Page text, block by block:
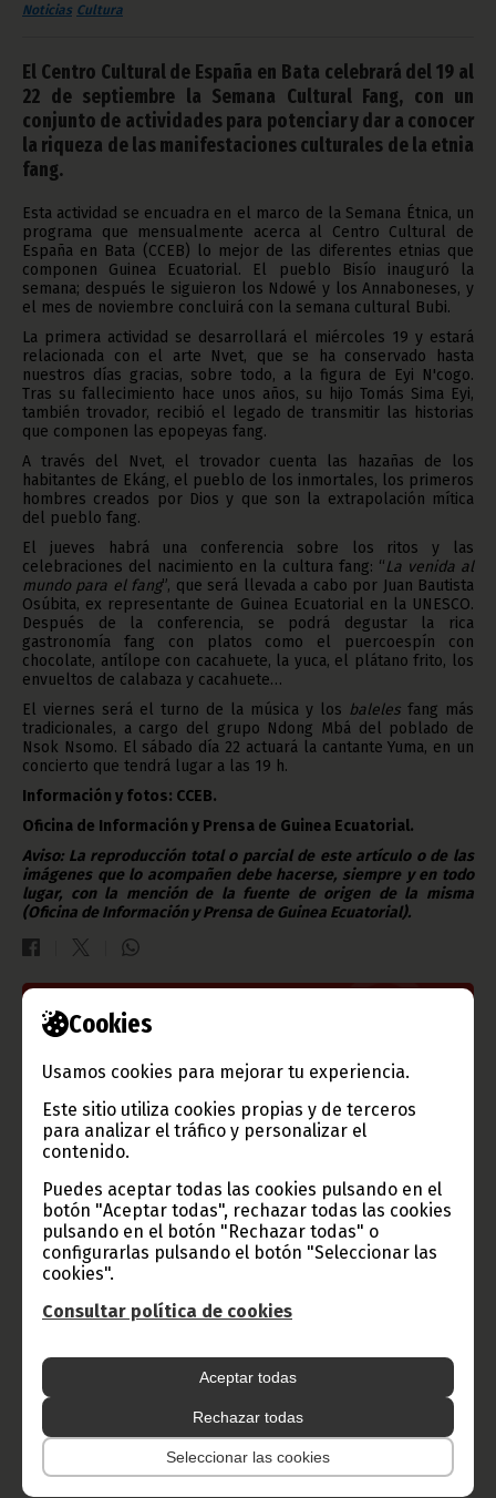
Cookies
Usamos cookies para mejorar tu experiencia.
Este sitio utiliza cookies propias y de terceros
para analizar el tráfico y personalizar el
contenido.
Puedes aceptar todas las cookies pulsando en el
botón "Aceptar todas", rechazar todas las cookies
pulsando en el botón "Rechazar todas" o
configurarlas pulsando el botón "Seleccionar las
cookies".
Consultar política de cookies
Aceptar todas
Rechazar todas
Seleccionar las cookies
Noticias Cultura
El Centro Cultural de España en Bata celebrará del 19 al
22 de septiembre la Semana Cultural Fang, con un
conjunto de actividades para potenciar y dar a conocer
la riqueza de las manifestaciones culturales de la etnia
fang.
Esta actividad se encuadra en el marco de la Semana Étnica, un
programa que mensualmente acerca al Centro Cultural de
España en Bata (CCEB) lo mejor de las diferentes etnias que
componen Guinea Ecuatorial. El pueblo Bisío inauguró la
semana; después le siguieron los Ndowé y los Annaboneses, y
el mes de noviembre concluirá con la semana cultural Bubi.
La primera actividad se desarrollará el miércoles 19 y estará
relacionada con el arte Nvet, que se ha conservado hasta
nuestros días gracias, sobre todo, a la figura de Eyi N'cogo.
Tras su fallecimiento hace unos años, su hijo Tomás Sima Eyi,
también trovador, recibió el legado de transmitir las historias
que componen las epopeyas fang.
A través del Nvet, el trovador cuenta las hazañas de los
habitantes de Ekáng, el pueblo de los inmortales, los primeros
hombres creados por Dios y que son la extrapolación mítica
del pueblo fang.
El jueves habrá una conferencia sobre los ritos y las
celebraciones del nacimiento en la cultura fang: “La venida al
mundo para el fang”, que será llevada a cabo por Juan Bautista
Osúbita, ex representante de Guinea Ecuatorial en la UNESCO.
Después de la conferencia, se podrá degustar la rica
gastronomía fang con platos como el puercoespín con
chocolate, antílope con cacahuete, la yuca, el plátano frito, los
envueltos de calabaza y cacahuete…
El viernes será el turno de la música y los baleles fang más
tradicionales, a cargo del grupo Ndong Mbá del poblado de
Nsok Nsomo. El sábado día 22 actuará la cantante Yuma, en un
concierto que tendrá lugar a las 19 h.
Información y fotos: CCEB.
Oficina de Información y Prensa de Guinea Ecuatorial.
Aviso: La reproducción total o parcial de este artículo o de las
imágenes que lo acompañen debe hacerse, siempre y en todo
lugar, con la mención de la fuente de origen de la misma
(Oficina de Información y Prensa de Guinea Ecuatorial).
Gobierno e Instituciones
Información de Guinea Ecuatorial
TVGE
Radio Nacional de Guinea
Ecuatorial
Haz click aquí para escuchar ahora
CATEGORÍAS